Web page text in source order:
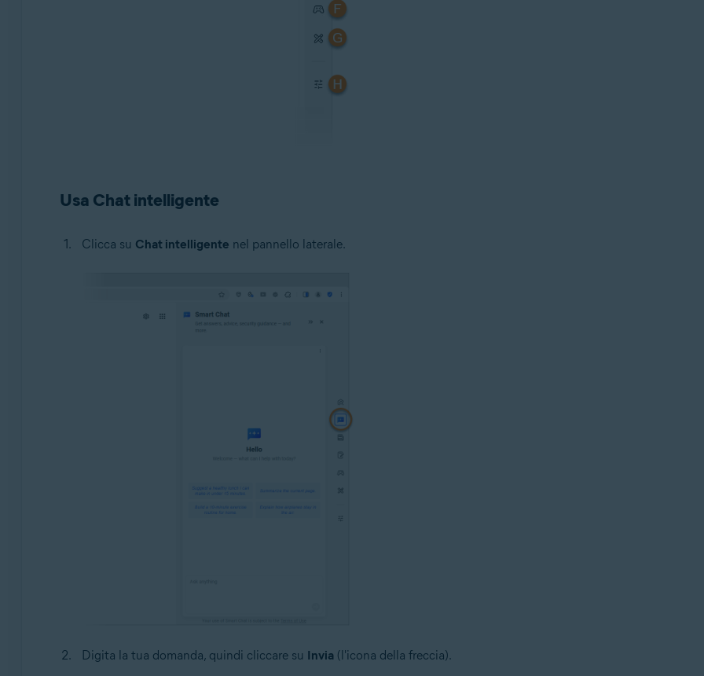
Usa Chat intelligente
Clicca su Chat intelligente nel pannello laterale.
Digita la tua domanda, quindi cliccare su Invia(l'icona della freccia).